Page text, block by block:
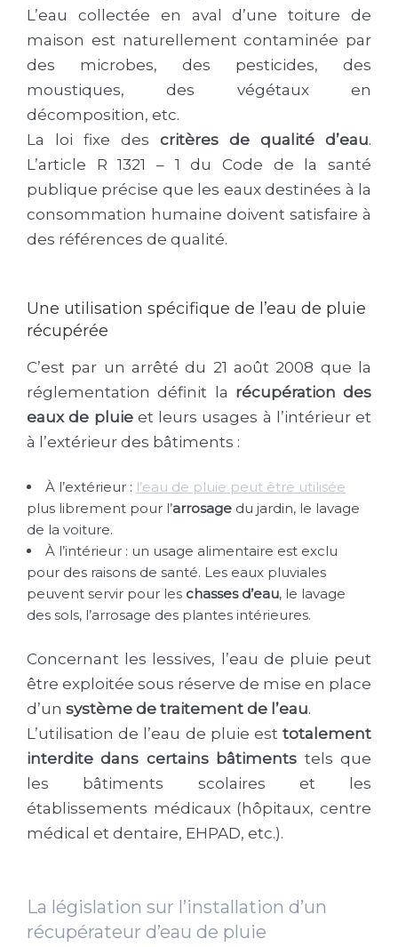
L’eau collectée en aval d’une toiture de
maison est naturellement contaminée par
des microbes, des pesticides, des
moustiques, des végétaux en
décomposition, etc.
La loi fixe des critères de qualité d’eau.
L’article R 1321 – 1 du Code de la santé
publique précise que les eaux destinées à la
consommation humaine doivent satisfaire à
des références de qualité.
Une utilisation spécifique de l’eau de pluie
récupérée
C’est par un arrêté du 21 août 2008 que la
réglementation définit la récupération des
eaux de pluieet leurs usages à l’intérieur et
à l’extérieur des bâtiments :
À l’extérieur : l’eau de pluie peut être utilisée
plus librement pour l’arrosage du jardin, le lavage
de la voiture.
À l’intérieur : un usage alimentaire est exclu
pour des raisons de santé. Les eaux pluviales
peuvent servir pour les chasses d’eau, le lavage
des sols, l’arrosage des plantes intérieures.
Concernant les lessives, l’eau de pluie peut
être exploitée sous réserve de mise en place
d’un système de traitement de l’eau.
L’utilisation de l’eau de pluie est totalement
interdite dans certains bâtiments tels que
les bâtiments scolaires et les
établissements médicaux (hôpitaux, centre
médical et dentaire, EHPAD, etc.).
La législation sur l’installation d’un
récupérateur d’eau de pluie